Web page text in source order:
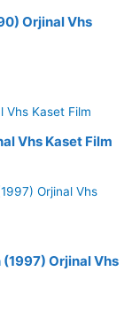
Orjinal Vhs
Vhs Kaset Film
(1997) Orjinal Vhs